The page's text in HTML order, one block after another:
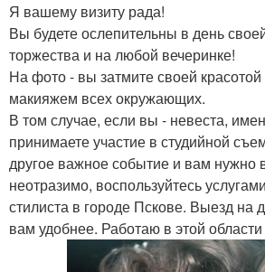
Я вашему визиту рада!
Вы будете ослепительны в день
торжества и на любой вечеринке!
На фото - вы затмите своей
макияжем всех окружающих.
В том случае, если вы - невеста,
принимаете участие в студийной
другое важное событие и вам нужно
неотразимо, воспользуйтесь
стилиста в городе Пскове. Выезд на
вам удобнее. Работаю в этой